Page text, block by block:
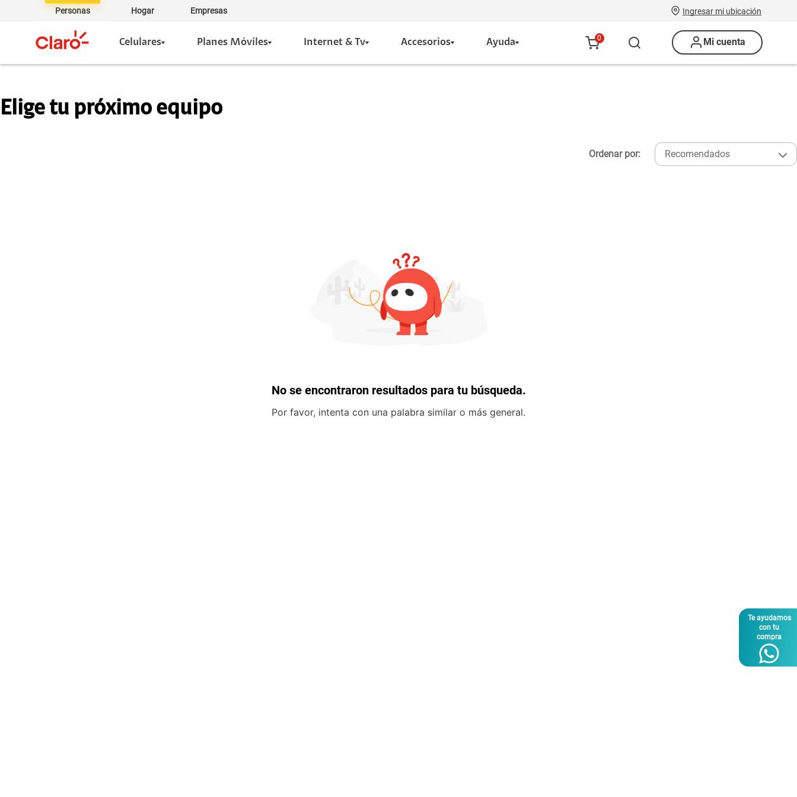
Personas Hogar Empresas Ingresar mi ubicación
Celulares Planes Móviles Internet & Tv Accesorios Ayuda 0 Mi cuenta
Te ayudamos
con tu
compra
Elige tu próximo equipo
Ordenar por: Recomendados
No se encontraron resultados para tu búsqueda.
Por favor, intenta con una palabra similar o más general.